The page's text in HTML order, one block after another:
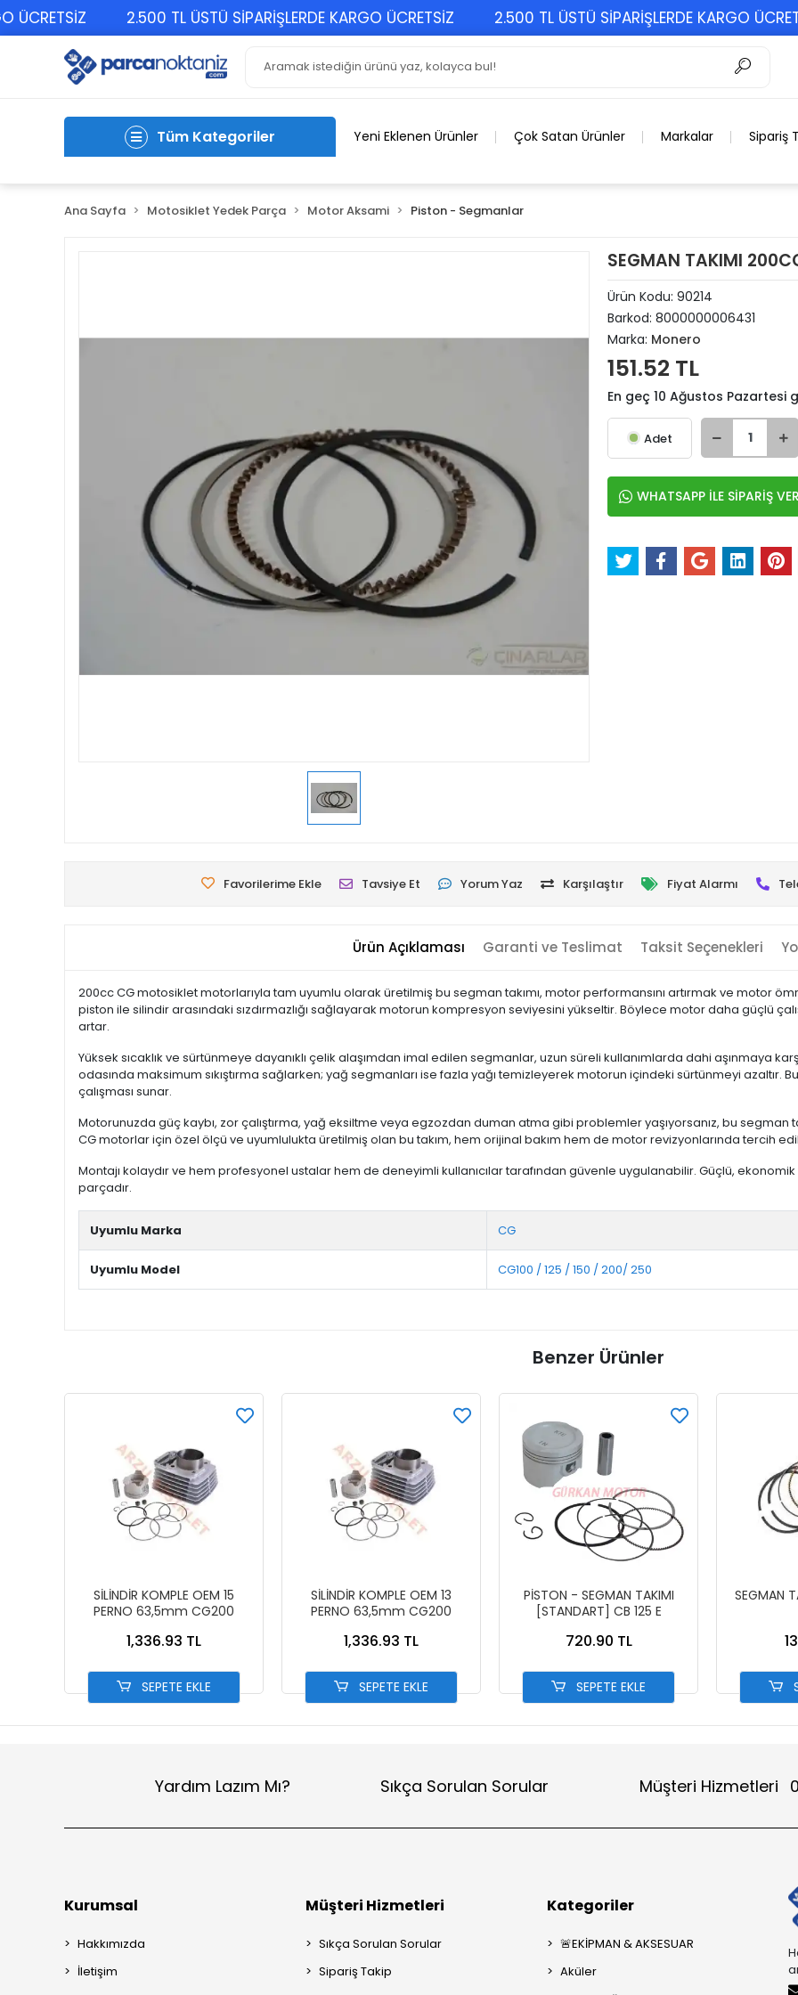
2.500 TL ÜSTÜ SİPARİŞLERDE KARGO ÜCRETSİZ 2.500 TL ÜSTÜ SİPARİŞLERDE KARGO ÜCRETSİZ
Tüm Kategoriler Yeni Eklenen Ürünler Çok Satan Ürünler Markalar Sipariş
Ana Sayfa Motosiklet Yedek Parça Motor Aksami Piston - Segmanlar
SEGMAN TAKIMI
Ürün Kodu: 90214
Barkod: 8000000006431
Marka: Monero
151.52 TL
En geç 10 Ağustos Pazartesi
Adet
WHATSAPP İLE SİPARİŞ VER
Favorilerime Ekle Tavsiye Et Yorum Yaz Karşılaştır Fiyat Alarmı
Ürün Açıklaması Garanti ve Teslimat Taksit Seçenekleri
200cc CG motosiklet motorlarıyla tam uyumlu olarak üretilmiş bu segman takımı, motor performansını artırmak ve motor
piston ile silindir arasındaki sızdırmazlığı sağlayarak motorun kompresyon seviyesini yükseltir. Böylece motor daha güçlü
artar.
Yüksek sıcaklık ve sürtünmeye dayanıklı çelik alaşımdan imal edilen segmanlar, uzun süreli kullanımlarda dahi aşınmaya
odasında maksimum sıkıştırma sağlarken; yağ segmanları ise fazla yağı temizleyerek motorun içindeki sürtünmeyi
çalışması sunar.
Motorunuzda güç kaybı, zor çalıştırma, yağ eksiltme veya egzozdan duman atma gibi problemler yaşıyorsanız, bu segman
CG motorlar için özel ölçü ve uyumlulukta üretilmiş olan bu takım, hem orijinal bakım hem de motor revizyonlarında tercih
Montajı kolaydır ve hem profesyonel ustalar hem de deneyimli kullanıcılar tarafından güvenle uygulanabilir. Güçlü,
parçadır.
Uyumlu Marka CG
Uyumlu Model CG100 / 125 / 150 / 200/ 250
Benzer Ürünler
SİLİNDİR KOMPLE OEM 15
PERNO 63,5mm CG200
1,336.93 TL
SEPETE EKLE
SİLİNDİR KOMPLE OEM 13
PERNO 63,5mm CG200
1,336.93 TL
SEPETE EKLE
PİSTON - SEGMAN TAKIMI
[STANDART] CB 125 E
720.90 TL
SEPETE EKLE
SEGMAN
Yardım Lazım Mı? Sıkça Sorulan Sorular Müşteri Hizmetleri
Kurumsal
Hakkımızda
İletişim
Müşteri Hizmetleri
Sıkça Sorulan Sorular
Sipariş Takip
Kategoriler
🚨EKİPMAN & AKSESUAR
Aküler